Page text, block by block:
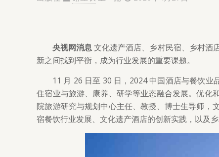
央视网消息文化遗产酒店、乡村民宿、乡村酒
新之间找到平衡，成为行业发展的重要课题。
11 月 26 日至 30 日，2024 中国酒店与餐饮
住宿业与旅游、康养、研学等业态融合发展。优化
院旅游研究与规划中心主任、教授、博士生导师，
宿餐饮行业发展、文化遗产酒店的创新实践，以及